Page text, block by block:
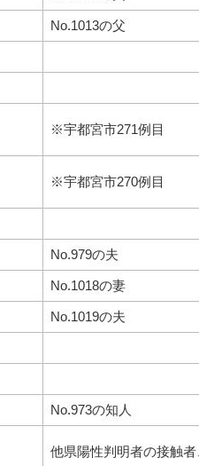
No.1013の父
※宇都宮市271例目
※宇都宮市270例目
No.979の夫
No.1018の妻
No.1019の夫
No.973の知人
他県陽性判明者の接触